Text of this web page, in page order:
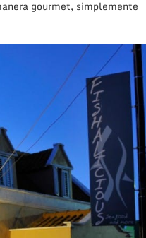
gourmet, simplemente